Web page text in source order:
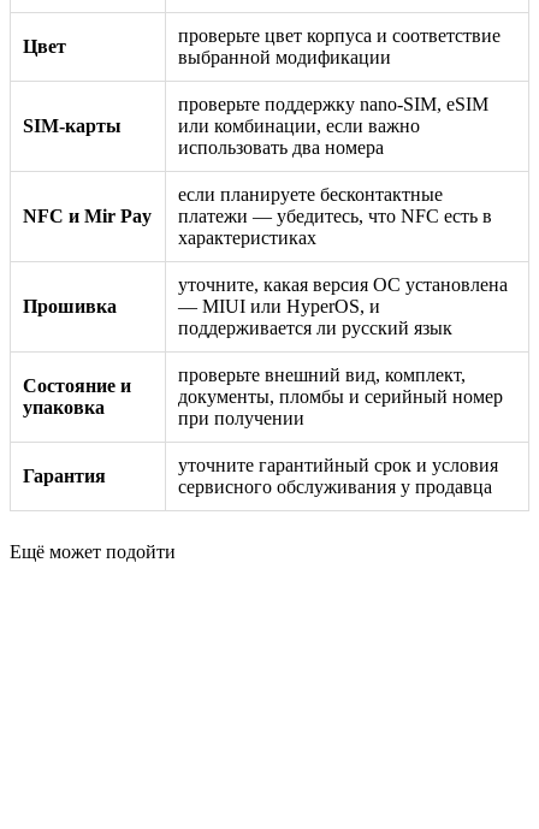
Цвет
проверьте цвет корпуса и соответствие
выбранной модификации
SIM-карты
проверьте поддержку nano-SIM, eSIM
или комбинации, если важно
использовать два номера
NFC и Mir Pay
если планируете бесконтактные
платежи — убедитесь, что NFC есть в
характеристиках
Прошивка
уточните, какая версия ОС установлена
— MIUI или HyperOS, и
поддерживается ли русский язык
Состояние и
упаковка
проверьте внешний вид, комплект,
документы, пломбы и серийный номер
при получении
Гарантия
уточните гарантийный срок и условия
сервисного обслуживания у продавца
Ещё может подойти